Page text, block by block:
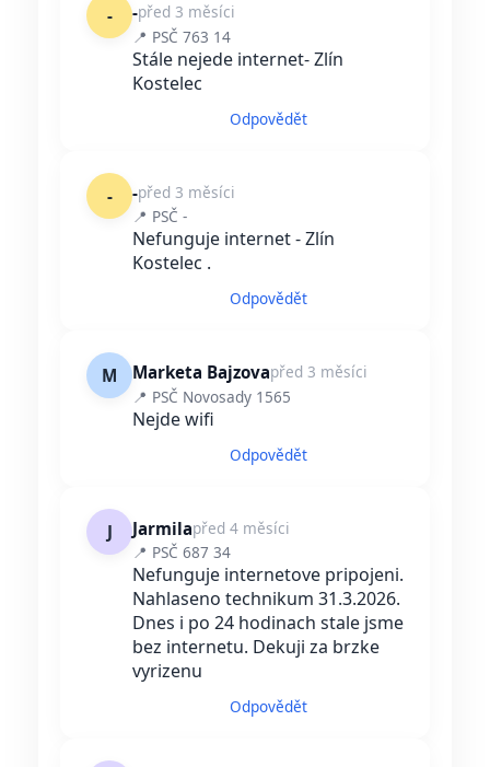
- -před 3 měsíci
📍 PSČ 763 14
Stále nejede internet- Zlín
Kostelec
Odpovědět
- -před 3 měsíci
📍 PSČ -
Nefunguje internet - Zlín
Kostelec .
Odpovědět
M Marketa Bajzovapřed 3 měsíci
📍 PSČ Novosady 1565
Nejde wifi
Odpovědět
J Jarmilapřed 4 měsíci
📍 PSČ 687 34
Nefunguje internetove pripojeni.
Nahlaseno technikum 31.3.2026.
Dnes i po 24 hodinach stale jsme
bez internetu. Dekuji za brzke
vyrizenu
Odpovědět